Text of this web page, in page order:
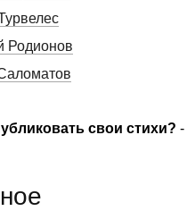
Родионов
свои стихи? -